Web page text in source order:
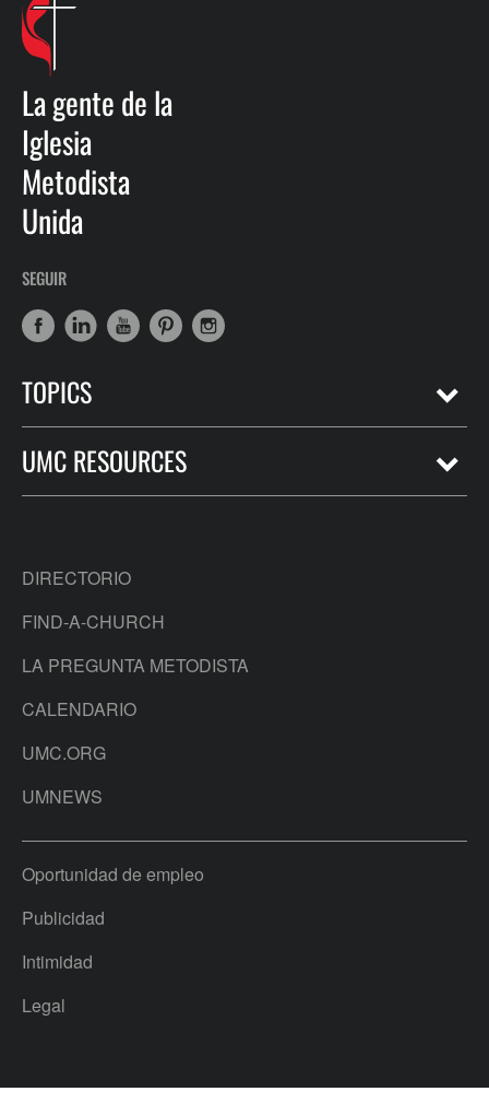
La gente de la
Iglesia
Metodista
Unida
SEGUIR
TOPICS
UMC RESOURCES
DIRECTORIO
FIND-A-CHURCH
LA PREGUNTA METODISTA
CALENDARIO
UMC.ORG
UMNEWS
Oportunidad de empleo
Publicidad
Intimidad
Legal